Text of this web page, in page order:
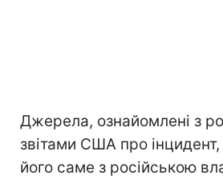
Джерела, ознайомлені з
звітами США про
його саме з російською